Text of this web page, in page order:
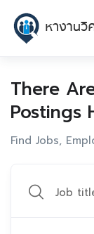
There
Postings
Find Jobs,